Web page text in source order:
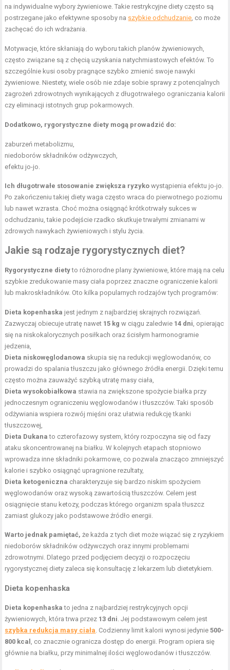
na indywidualne wybory żywieniowe. Takie restrykcyjne diety często są
postrzegane jako efektywne sposoby na szybkie odchudzanie, co może
zachęcać do ich wdrażania.
Motywacje, które skłaniają do wyboru takich planów żywieniowych,
często związane są z chęcią uzyskania natychmiastowych efektów. To
szczególnie kusi osoby pragnące szybko zmienić swoje nawyki
żywieniowe. Niestety, wiele osób nie zdaje sobie sprawy z potencjalnych
zagrożeń zdrowotnych wynikających z długotrwałego ograniczania kalorii
czy eliminacji istotnych grup pokarmowych.
Dodatkowo, rygorystyczne diety mogą prowadzić do:
zaburzeń metabolizmu,
niedoborów składników odżywczych,
efektu jo-jo.
Ich długotrwałe stosowanie zwiększa ryzyko wystąpienia efektu jo-jo.
Po zakończeniu takiej diety waga często wraca do pierwotnego poziomu
lub nawet wzrasta. Choć można osiągnąć krótkotrwały sukces w
odchudzaniu, takie podejście rzadko skutkuje trwałymi zmianami w
zdrowych nawykach żywieniowych i stylu życia.
Jakie są rodzaje rygorystycznych diet?
Rygorystyczne dietyto różnorodne plany żywieniowe, które mają na celu
szybkie zredukowanie masy ciała poprzez znaczne ograniczenie kalorii
lub makroskładników. Oto kilka popularnych rodzajów tych programów:
Dieta kopenhaska jest jednym z najbardziej skrajnych rozwiązań.
Zazwyczaj obiecuje utratę nawet 15 kg w ciągu zaledwie 14 dni, opierając
się na niskokalorycznych posiłkach oraz ścisłym harmonogramie
jedzenia,
Dieta niskowęglodanowa skupia się na redukcji węglowodanów, co
prowadzi do spalania tłuszczu jako głównego źródła energii. Dzięki temu
często można zauważyć szybką utratę masy ciała,
Dieta wysokobiałkowa stawia na zwiększone spożycie białka przy
jednoczesnym ograniczeniu węglowodanów i tłuszczów. Taki sposób
odżywiania wspiera rozwój mięśni oraz ułatwia redukcję tkanki
tłuszczowej,
Dieta Dukana to czterofazowy system, który rozpoczyna się od fazy
ataku skoncentrowanej na białku. W kolejnych etapach stopniowo
wprowadza inne składniki pokarmowe, co pozwala znacząco zmniejszyć
kalorie i szybko osiągnąć upragnione rezultaty,
Dieta ketogeniczna charakteryzuje się bardzo niskim spożyciem
węglowodanów oraz wysoką zawartością tłuszczów. Celem jest
osiągnięcie stanu ketozy, podczas którego organizm spala tłuszcz
zamiast glukozy jako podstawowe źródło energii.
Warto jednak pamiętać, że każda z tych diet może wiązać się z ryzykiem
niedoborów składników odżywczych oraz innymi problemami
zdrowotnymi. Dlatego przed podjęciem decyzji o rozpoczęciu
rygorystycznej diety zaleca się konsultację z lekarzem lub dietetykiem.
Dieta kopenhaska
Dieta kopenhaska to jedna z najbardziej restrykcyjnych opcji
żywieniowych, która trwa przez 13 dni. Jej podstawowym celem jest
szybka redukcja masy ciała. Codzienny limit kalorii wynosi jedynie500-
800 kcal , co znacznie ogranicza dostęp do energii. Program opiera się
głównie na białku, przy minimalnej ilości węglowodanów i tłuszczów.